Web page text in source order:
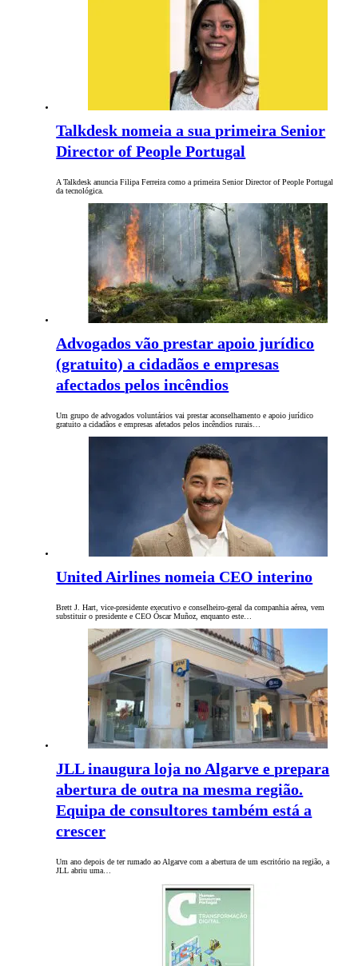
Talkdesk nomeia a sua primeira Senior
Director of People Portugal
A Talkdesk anuncia Filipa Ferreira como a primeira Senior Director of People Portugal
da tecnológica.
Advogados vão prestar apoio jurídico
(gratuito) a cidadãos e empresas
afectados pelos incêndios
Um grupo de advogados voluntários vai prestar aconselhamento e apoio jurídico
gratuito a cidadãos e empresas afetados pelos incêndios rurais…
United Airlines nomeia CEO interino
Brett J. Hart, vice-presidente executivo e conselheiro-geral da companhia aérea, vem
substituir o presidente e CEO Óscar Muñoz, enquanto este…
JLL inaugura loja no Algarve e prepara
abertura de outra na mesma região.
Equipa de consultores também está a
crescer
Um ano depois de ter rumado ao Algarve com a abertura de um escritório na região, a
JLL abriu uma…